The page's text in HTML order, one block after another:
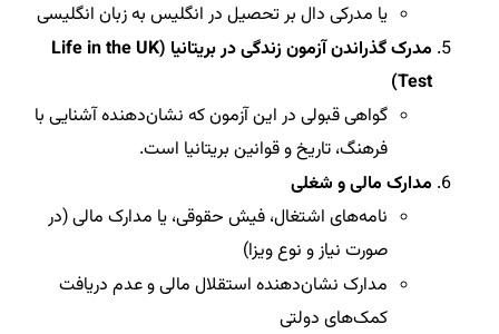
یا مدرکی دال بر تحصیل در انگلیس به زبان انگلیسی
مدرک گذراندن آزمون زندگی در بریتانیا (Life in the UK
Test)
گواهی قبولی در این آزمون که نشان‌دهنده آشنایی با
فرهنگ، تاریخ و قوانین بریتانیا است.
مدارک مالی و شغلی
نامه‌های اشتغال، فیش حقوقی، یا مدارک مالی (در
صورت نیاز و نوع ویزا)
مدارک نشان‌دهنده استقلال مالی و عدم دریافت
کمک‌های دولتی